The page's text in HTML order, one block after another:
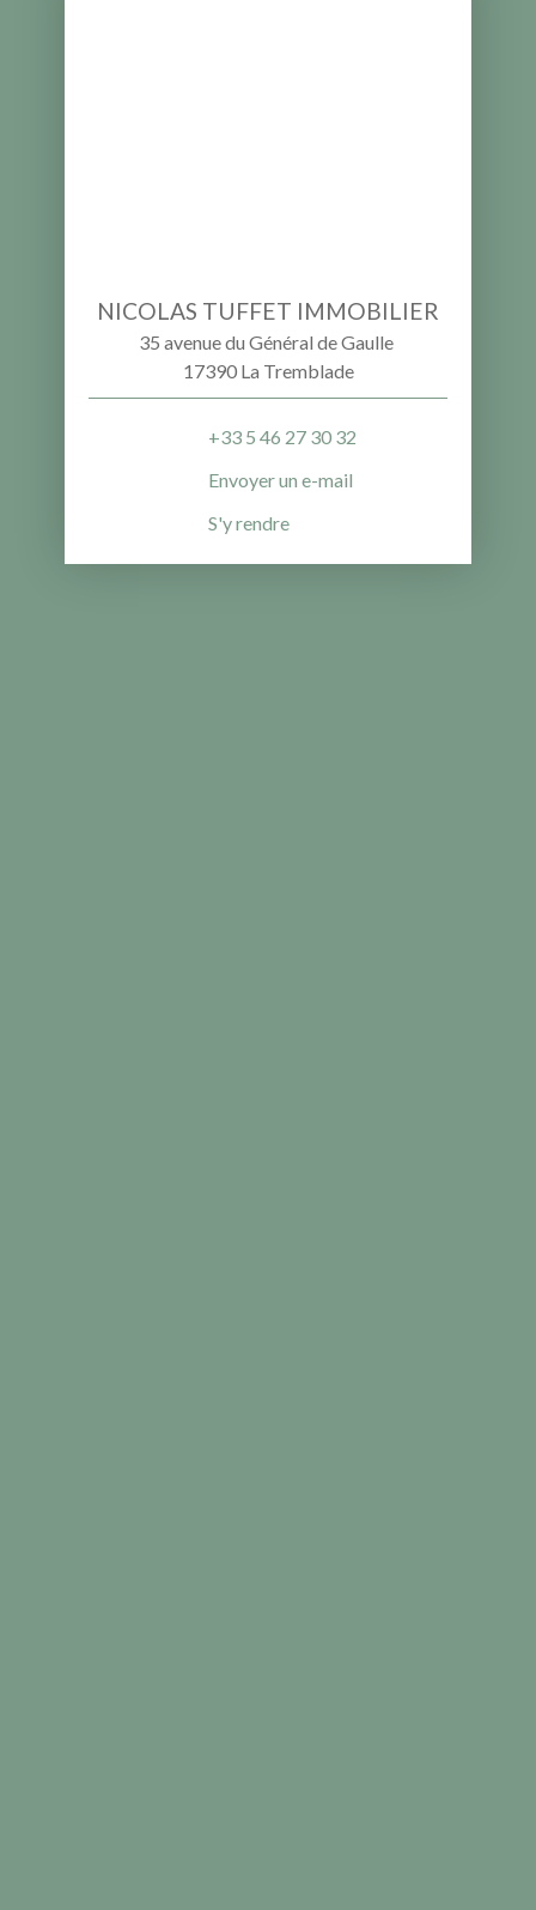
NICOLAS TUFFET IMMOBILIER
35 avenue du Général de Gaulle
17390 La Tremblade
+33 5 46 27 30 32
Envoyer un e-mail
S'y rendre